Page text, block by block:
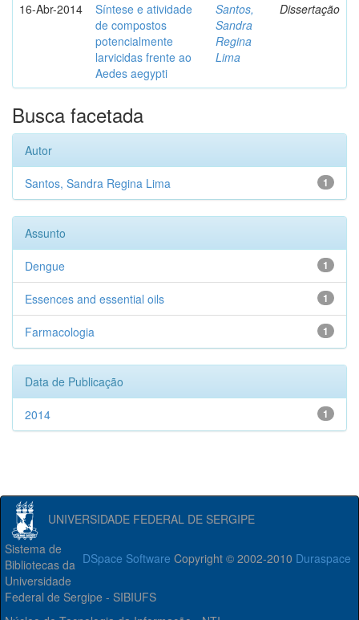
16-Abr-2014
Síntese e atividade
de compostos
potencialmente
larvicidas frente ao
Aedes aegypti
Santos,
Sandra
Regina
Lima
Dissertação
Busca facetada
Autor
1
Santos, Sandra Regina Lima
Assunto
1
Dengue
1
Essences and essential oils
1
Farmacologia
Data de Publicação
1
2014
UNIVERSIDADE FEDERAL DE SERGIPE
DSpace Software Copyright © 2002-2010 Duraspace
Sistema de
Bibliotecas da
Universidade
Federal de Sergipe - SIBIUFS